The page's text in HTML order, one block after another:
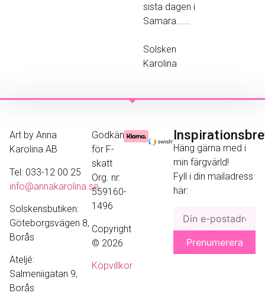
sista dagen i
Samara…….
Solsken
Karolina
Art by Anna
Karolina AB
Tel: 033-12 00 25
info@annakarolina.se
Solskensbutiken:
Göteborgsvägen 8,
Borås
Ateljé:
Salmeniigatan 9,
Borås
Godkänd
för F-
skatt
Org. nr:
559160-
1496
Copyright
© 2026
Köpvillkor
Häng gärna med i
min färgvärld!
Fyll i din mailadress
här: